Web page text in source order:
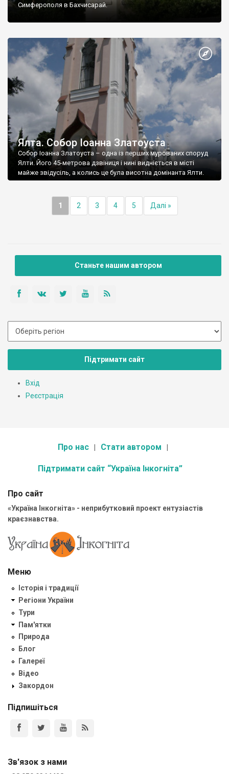
Симферополя в Бахчисарай.
Ялта. Собор Іоанна Златоуста
Собор Іоанна Златоуста – одна із перших мурованих споруд
Ялти. Його 45-метрова дзвіниця і нині видніється в місті
майже звідусіль, а колись це була висотна домінанта Ялти.
1 2 3 4 5 Далі »
Станьте нашим автором
Підтримати сайт
Вхід
Реєстрація
Про нас Стати автором
Підтримати сайт “Україна Інкогніта”
Про сайт
«Україна Інкогніта» - неприбутковий проект ентузіастів
краєзнавства.
Меню
Історія і традиції
Регіони України
Тури
Пам'ятки
Природа
Блог
Галереї
Відео
Закордон
Підпишіться
Зв'язок з нами